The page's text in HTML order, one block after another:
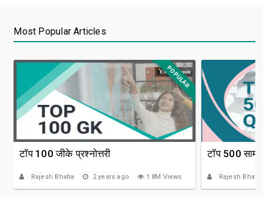
Most Popular Articles
POPULAR
टॉप 100 जीके प्रश्नोत्तरी
Rajesh Bhatia 2 years ago 1.8M Views
टॉप 500
Rajesh Bhatia